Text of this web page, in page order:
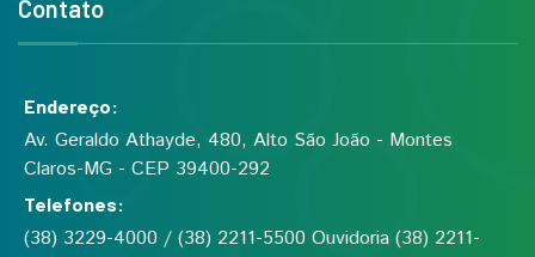
Contato
Endereço:
Av. Geraldo Athayde, 480, Alto São João - Montes
Claros-MG - CEP 39400-292
Telefones:
(38) 3229-4000 / (38) 2211-5500 Ouvidoria (38) 2211-